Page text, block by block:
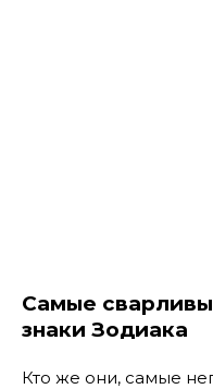
Самые
знаки Зодиака
Кто же они, самые